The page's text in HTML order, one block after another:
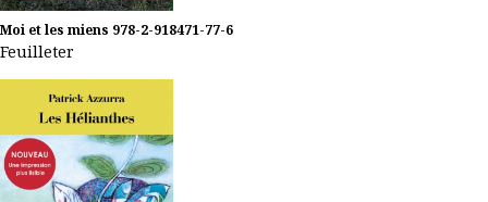
Moi et les miens 978-2-918471-77-6
Feuilleter